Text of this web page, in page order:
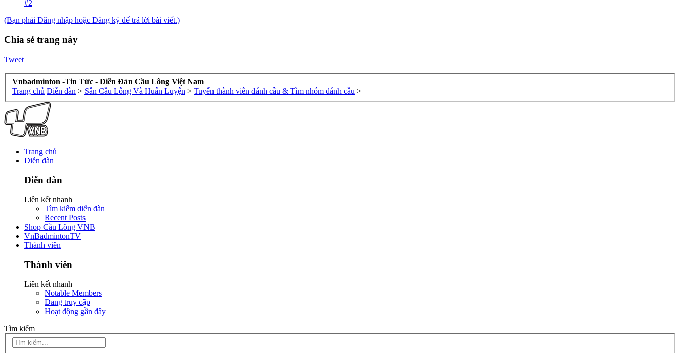
#2
(Bạn phải Đăng nhập hoặc Đăng ký để trả lời bài viết.)
Chia sẻ trang này
Tweet
Vnbadminton -Tin Tức - Diễn Đàn Cầu Lông Việt Nam
Trang chủ Diễn đàn > Sân Cầu Lông Và Huấn Luyện > Tuyển thành viên đánh cầu & Tìm nhóm đánh cầu >
Trang chủ
Diễn đàn
Diễn đàn
Liên kết nhanh
Tìm kiếm diễn đàn
Recent Posts
Shop Cầu Lông VNB
VnBadmintonTV
Thành viên
Thành viên
Liên kết nhanh
Notable Members
Đang truy cập
Hoạt động gần đây
Tìm kiếm